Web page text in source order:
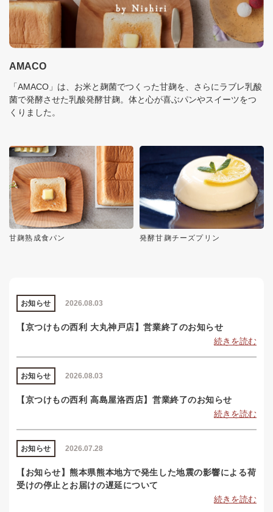
AMACO
「AMACO」は、お米と麹菌でつくった甘麹を、さらにラブレ乳酸
菌で発酵させた乳酸発酵甘麹。体と心が喜ぶパンやスイーツをつ
くりました。
甘麹熟成食パン 発酵甘麹チーズプリン
2026.08.03
お知らせ
【京つけもの西利 大丸神戸店】営業終了のお知らせ
続きを読む
2026.08.03
お知らせ
【京つけもの西利 高島屋洛西店】営業終了のお知らせ
続きを読む
2026.07.28
お知らせ
【お知らせ】熊本県熊本地方で発生した地震の影響による荷
受けの停止とお届けの遅延について
続きを読む